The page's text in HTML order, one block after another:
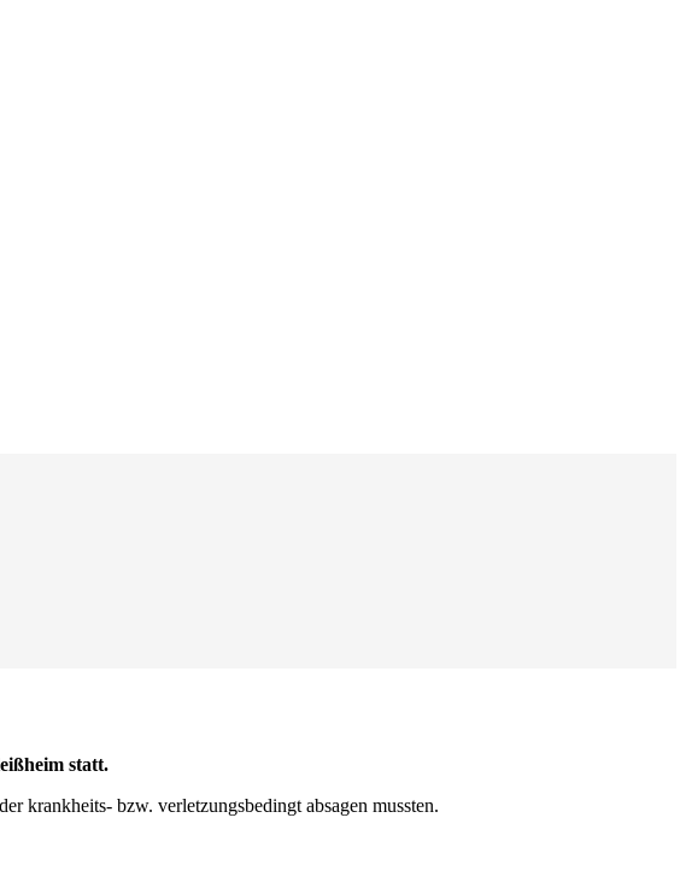
statt.
krankheits- bzw. verletzungsbedingt absagen mussten.